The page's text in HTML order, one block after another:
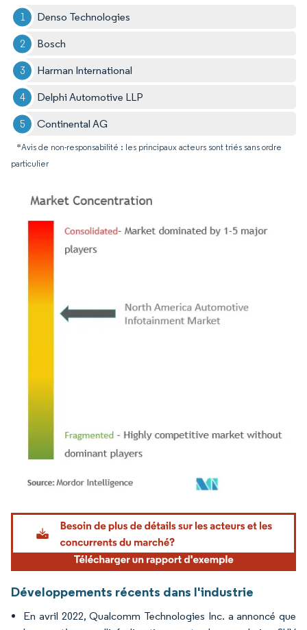
Denso Technologies
Bosch
Harman International
Delphi Automotive LLP
Continental AG
*Avis de non-responsabilité : les principaux acteurs sont triés sans ordre
particulier
Image © Mordor Intelligence. La réutilisation nécessite une attribution sous CC BY
Développements récents dans l'industrie
En avril 2022, Qualcomm Technologies Inc. a annoncé que